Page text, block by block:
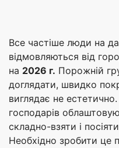
Все частіше люди на
відмовляються від
на 2026 г. Порожній
доглядати, швидко
виглядає не
господарів
складно-взяти і
Необхідно зробити це